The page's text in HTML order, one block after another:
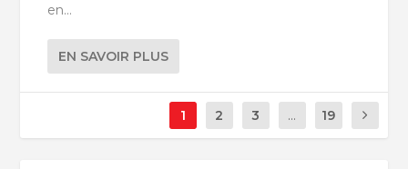
en...
EN SAVOIR PLUS
1 2 3 ... 19